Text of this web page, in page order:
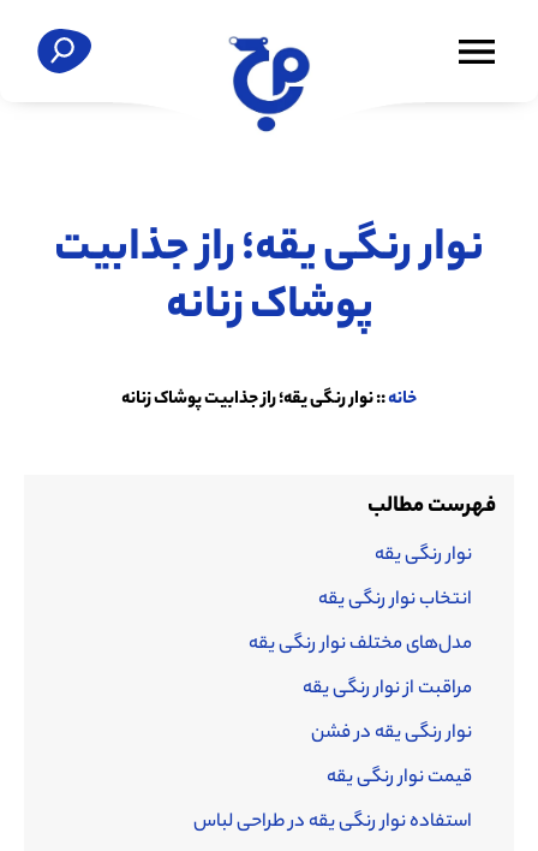
نوار رنگی یقه؛ راز جذابیت
پوشاک زنانه
خانه::نوار رنگی یقه؛ راز جذابیت پوشاک زنانه
فهرست مطالب
نوار رنگی یقه
انتخاب نوار رنگی یقه
مدل‌های مختلف نوار رنگی یقه
مراقبت از نوار رنگی یقه
نوار رنگی یقه در فشن
قیمت نوار رنگی یقه
استفاده‌ نوار رنگی یقه در طراحی لباس